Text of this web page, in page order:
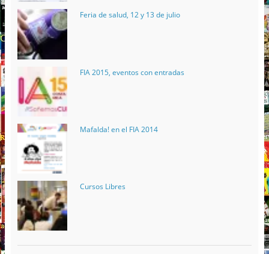
Feria de salud, 12 y 13 de julio
FIA 2015, eventos con entradas
Mafalda! en el FIA 2014
Cursos Libres